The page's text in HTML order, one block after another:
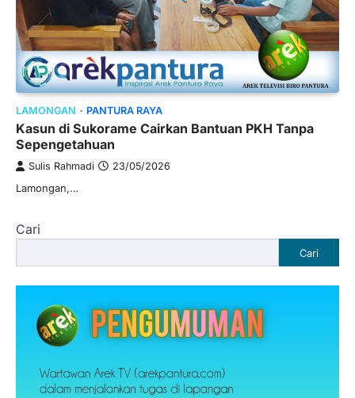
LAMONGAN PANTURA RAYA
Kasun di Sukorame Cairkan Bantuan PKH Tanpa
Sepengetahuan
Sulis Rahmadi 23/05/2026
Lamongan,…
Cari
Cari